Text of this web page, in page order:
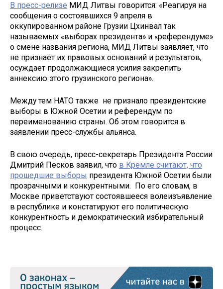
В пресс-релизе МИД Литвы говорится: «Реагируя на
сообщения о состоявшихся 9 апреля в
оккупированном районе Грузии Цхинвал так
называемых «выборах президента» и «референдуме»
о смене названия региона, МИД Литвы заявляет, что
не признаёт их правовых оснований и результатов,
осуждает продолжающиеся усилия закрепить
аннексию этого грузинского региона».
Между тем НАТО также не признало президентские
выборы в Южной Осетии и референдум по
переименованию страны. Об этом говорится в
заявлении пресс-службы альянса.
В свою очередь, пресс-секретарь Президента России
Дмитрий Песков заявил, что в Кремле считают, что
прошедшие выборы президента Южной Осетии были
прозрачными и конкурентными. По его словам, в
Москве приветствуют состоявшееся волеизъявление
в республике и констатируют его политическую
конкурентность и демократический избирательный
процесс.